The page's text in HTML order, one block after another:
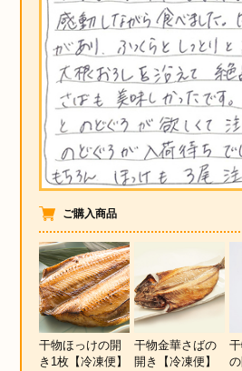
ご購入商品
干物ほっけの開
き1枚【冷凍便】
干物金華さばの
開き【冷凍便】